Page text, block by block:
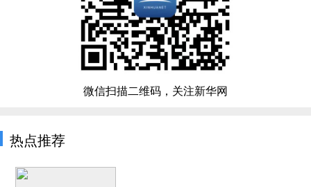
微信扫描二维码，关注新华网
热点推荐